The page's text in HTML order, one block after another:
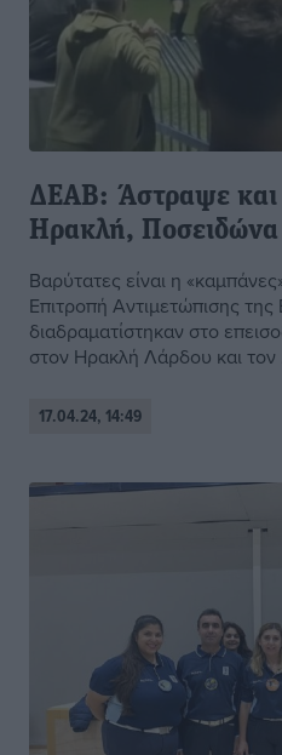
ΔΕΑΒ: Άστραψε και
Ηρακλή,
Βαρύτατες είναι η
Επιτροπή Αντιμετώπισης της
διαδραματίστηκαν στο
στον Ηρακλή Λάρδου και τον
17.04.24, 14:49